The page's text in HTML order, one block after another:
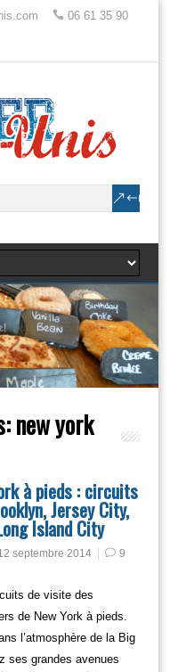
06 61 35 90
new york
à pieds : circuits
Jersey City,
Island City
septembre 2014
9
de visite des
de New York à pieds.
l’atmosphère de la Big
ses grandes avenues